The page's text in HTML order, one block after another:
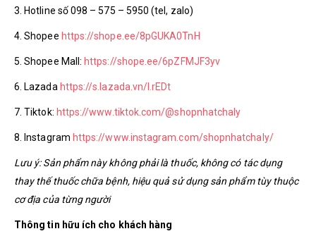
3. Hotline số 098 – 575 – 5950 (tel, zalo)
4. Shopee https://shope.ee/8pGUKA0TnH
5. Shopee Mall: https://shope.ee/6pZFMJF3yv
6. Lazada https://s.lazada.vn/l.rEDt
7. Tiktok: https://www.tiktok.com/@shopnhatchaly
8. Instagram https://www.instagram.com/shopnhatchaly/
Lưu ý: Sản phẩm này không phải là thuốc, không có tác dụng
thay thế thuốc chữa bệnh, hiệu quả sử dụng sản phẩm tùy thuộc
cơ địa của từng người
Thông tin hữu ích cho khách hàng